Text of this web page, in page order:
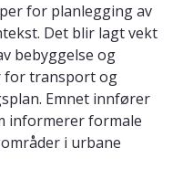
for planlegging av
Det blir lagt vekt
bebyggelse og
transport og
Emnet innfører
informerer formale
i urbane